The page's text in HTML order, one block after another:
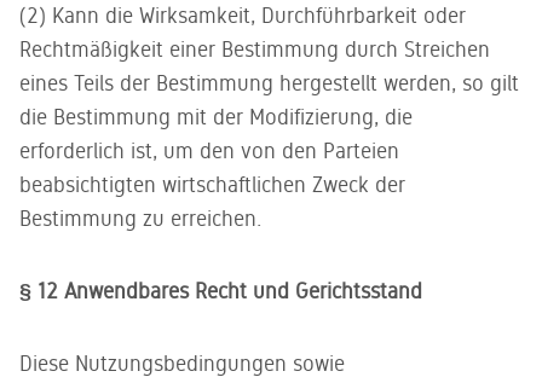
(2) Kann die Wirksamkeit, Durchführbarkeit oder
Rechtmäßigkeit einer Bestimmung durch Streichen
eines Teils der Bestimmung hergestellt werden, so gilt
die Bestimmung mit der Modifizierung, die
erforderlich ist, um den von den Parteien
beabsichtigten wirtschaftlichen Zweck der
Bestimmung zu erreichen.
§ 12 Anwendbares Recht und Gerichtsstand
Diese Nutzungsbedingungen sowie